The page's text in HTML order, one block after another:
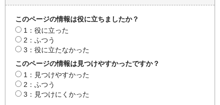
このページの情報は役に立ちましたか？
1：役に立った
2：ふつう
3：役に立たなかった
このページの情報は見つけやすかったですか？
1：見つけやすかった
2：ふつう
3：見つけにくかった